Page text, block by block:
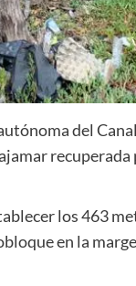
del
los 463
en la